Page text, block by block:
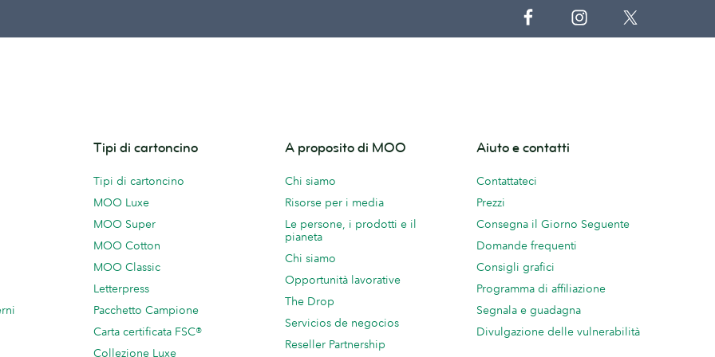
Tipi di cartoncino
Tipi di cartoncino
MOO Luxe
MOO Super
MOO Cotton
MOO Classic
Letterpress
Pacchetto Campione
Carta certificata FSC®
Collezione Luxe
A proposito di MOO
Chi siamo
Risorse per i media
Le persone, i prodotti e il
pianeta
Chi siamo
Opportunità lavorative
The Drop
Servicios de negocios
Reseller Partnership
Aiuto e contatti
Contattateci
Prezzi
Consegna il Giorno Seguente
Domande frequenti
Consigli grafici
Programma di affiliazione
Segnala e guadagna
Divulgazione delle vulnerabilità